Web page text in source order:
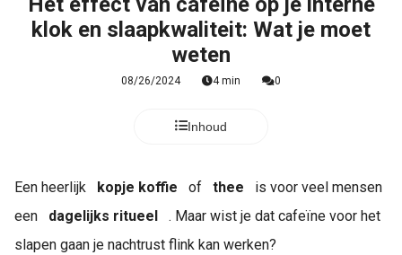
klok en slaapkwaliteit: Wat je moet
weten
08/26/2024 4 min 0
Inhoud
Een heerlijk kopje koffie of thee is voor veel mensen
een dagelijks ritueel . Maar wist je dat cafeïne voor het
slapen gaan je nachtrust flink kan werken?